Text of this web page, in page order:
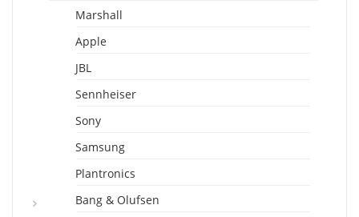
Marshall
Apple
JBL
Sennheiser
Sony
Samsung
Plantronics
Bang & Olufsen